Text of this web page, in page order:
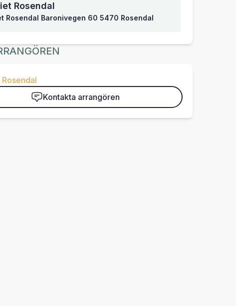
Rosendal
Rosendal Baronivegen 60 5470 Rosendal
Kontakta arrangören